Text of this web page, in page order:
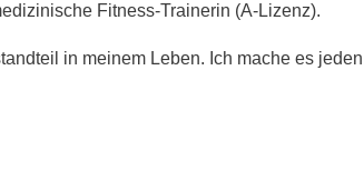
Fitness-Trainerin (A-Lizenz).
in meinem Leben. Ich mache es